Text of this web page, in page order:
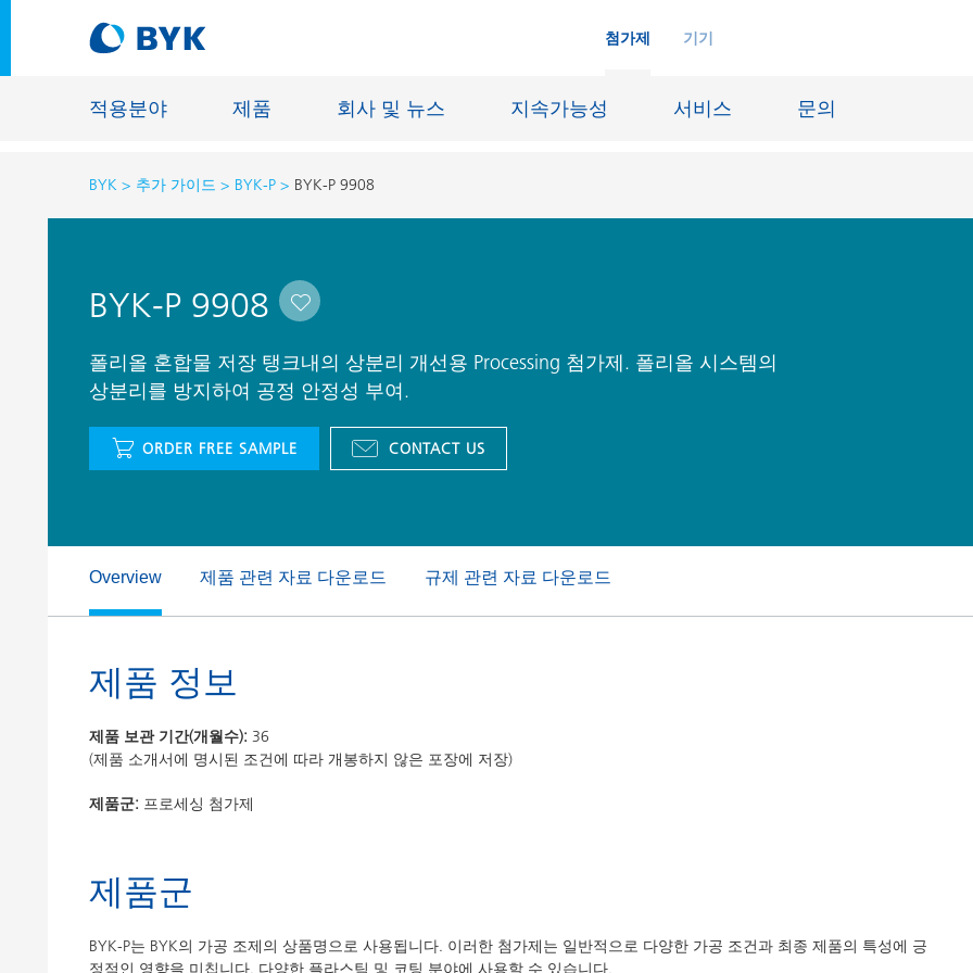
첨가제 기기
적용분야 제품 회사 및 뉴스 지속가능성 서비스 문의
적용분야에 따른 제품 추천
접착제 및 실란트
건축용 도료
자동차 OEM 도료
자동차 보수용 도료
제관용 도료
섬유 사이징
주물 및 내화물
윤활유 및 이형제
BYK 추가 가이드 BYK-P BYK-P 9908
BYK-P 9908
폴리올 혼합물 저장 탱크내의 상분리 개선용 Processing 첨가제. 폴리올 시스템의
상분리를 방지하여 공정 안정성 부여.
ORDER FREE SAMPLE CONTACT US
Overview 제품 관련 자료 다운로드 규제 관련 자료 다운로드
제품 정보
제품 보관 기간(개월수): 36
(제품 소개서에 명시된 조건에 따라 개봉하지 않은 포장에 저장)
제품군: 프로세싱 첨가제
제품군
BYK-P는 BYK의 가공 조제의 상품명으로 사용됩니다. 이러한 첨가제는 일반적으로 다양한 가공 조건과 최종 제품의 특성에 긍
정적인 영향을 미칩니다. 다양한 플라스틱 및 코팅 분야에 사용할 수 있습니다.